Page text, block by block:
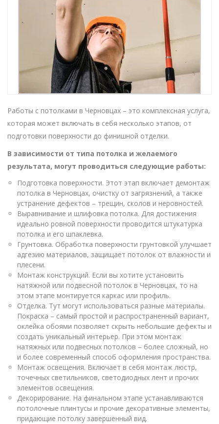
Работы с потолками в Черновцах – это комплексная услуга,
которая может включать в себя несколько этапов, от
подготовки поверхности до финишной отделки.
В зависимости от типа потолка и желаемого
результата, могут проводиться следующие работы:
Подготовка поверхности. Этот этап включает демонтаж
потолка в Черновцах, очистку от загрязнений, а также
устранение дефектов – трещин, сколов и неровностей.
Выравнивание и шлифовка потолка. Для достижения
идеально ровной поверхности проводится штукатурка
потолка и его шпаклевка.
Грунтовка. Обработка поверхности грунтовкой улучшает
адгезию материалов, защищает потолок от влажности и
плесени.
Монтаж конструкций. Если вы хотите установить
натяжной или подвесной потолок в Черновцах, то на
этом этапе монтируется каркас или профиль.
Отделка. Тут могут использоваться разные материалы.
Покраска – самый простой и распространенный вариант,
оклейка обоями позволяет скрыть небольшие дефекты и
создать уникальный интерьер. При этом монтаж
натяжных или подвесных потолков – более сложный, но
и более современный способ оформления пространства.
Монтаж освещения. Включает в себя монтаж люстр,
точечных светильников, светодиодных лент и прочих
элементов освещения.
Декорирование. На финальном этапе устанавливаются
потолочные плинтусы и прочие декоративные элементы,
придающие потолку завершенный вид.